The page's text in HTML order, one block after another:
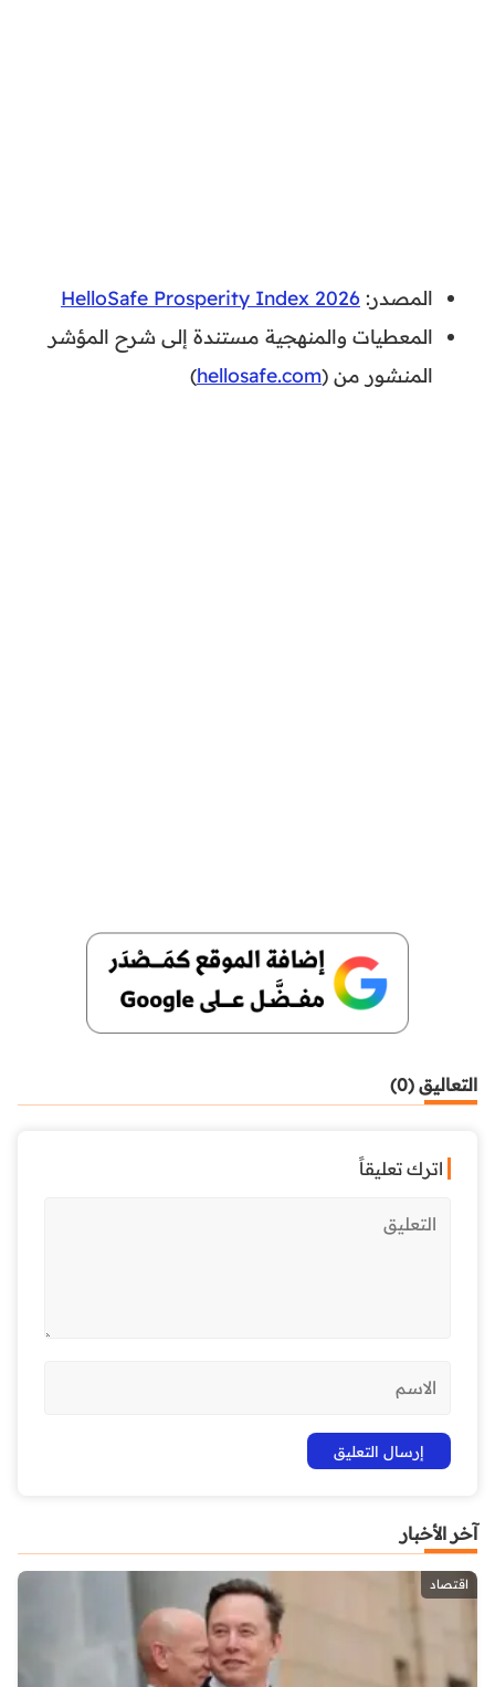
المصدر: HelloSafe Prosperity Index 2026
المعطيات والمنهجية مستندة إلى شرح المؤشر
المنشور من (hellosafe.com
)
التعاليق (0)
اترك تعليقاً
آخر الأخبار
اقتصاد